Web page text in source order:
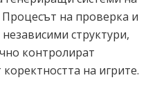
на проверка и
структури,
контролират
на игрите.